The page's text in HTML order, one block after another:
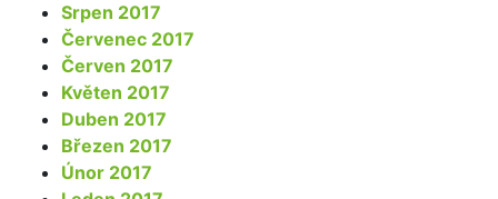
Srpen 2017
Červenec 2017
Červen 2017
Květen 2017
Duben 2017
Březen 2017
Únor 2017